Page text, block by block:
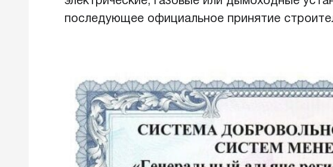
последующее официальное принятие